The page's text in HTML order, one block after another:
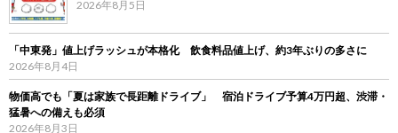
2026年8月5日
「中東発」値上げラッシュが本格化 飲食料品値上げ、約3年ぶりの多さに
2026年8月4日
物価高でも「夏は家族で長距離ドライブ」 宿泊ドライブ予算4万円超、渋滞・
猛暑への備えも必須
2026年8月3日